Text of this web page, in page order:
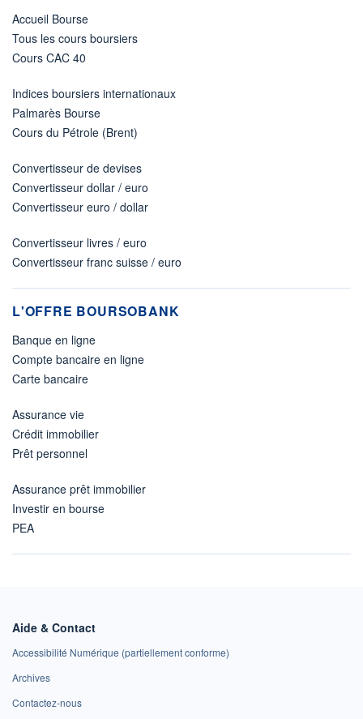
Accueil Bourse
Tous les cours boursiers
Cours CAC 40
Indices boursiers internationaux
Palmarès Bourse
Cours du Pétrole (Brent)
Convertisseur de devises
Convertisseur dollar / euro
Convertisseur euro / dollar
Convertisseur livres / euro
Convertisseur franc suisse / euro
L'OFFRE BOURSOBANK
Banque en ligne
Compte bancaire en ligne
Carte bancaire
Assurance vie
Crédit immobilier
Prêt personnel
Assurance prêt immobilier
Investir en bourse
PEA
Aide & Contact
Accessibilité Numérique (partiellement conforme)
Archives
Contactez-nous